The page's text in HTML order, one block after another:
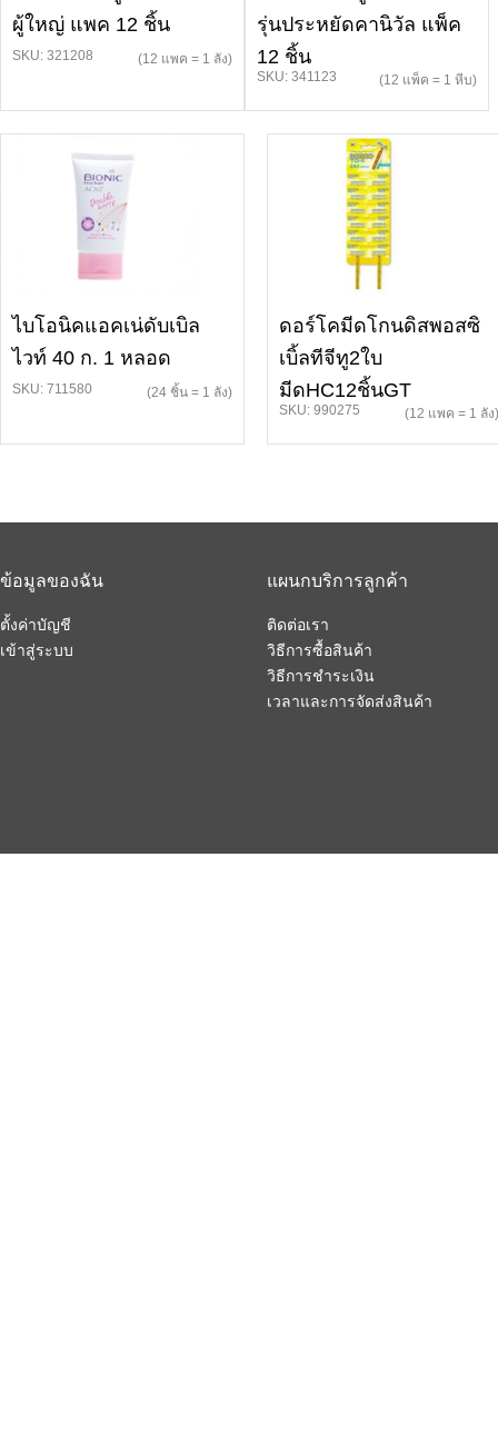
ผู้ใหญ่ แพค 12 ชิ้น
SKU: 321208 (12 แพค = 1 ลัง)
รุ่นประหยัดคานิวัล แพ็ค
12 ชิ้น
SKU: 341123 (12 แพ็ค = 1 หีบ)
ไบโอนิคแอคเน่ดับเบิล
ไวท์ 40 ก. 1 หลอด
SKU: 711580 (24 ชิ้น = 1 ลัง)
ดอร์โคมีดโกนดิสพอสซิ
เบิ้ลทีจีทู2ใบ
มีดHC12ชิ้นGT
SKU: 990275 (12 แพค = 1 ลัง)
ข้อมูลของฉัน
ตั้งค่าบัญชี
เข้าสู่ระบบ
แผนกบริการลูกค้า
ติดต่อเรา
วิธีการซื้อสินค้า
วิธีการชำระเงิน
เวลาและการจัดส่งสินค้า